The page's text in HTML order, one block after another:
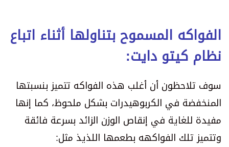
الفواكه المسموح بتناولها أثناء اتباع
نظام كيتو دايت:
سوف تلاحظون أن أغلب هذه الفواكه تتميز بنسبتها
المنخفضة في الكربوهيدرات بشكل ملحوظ، كما إنها
مفيدة للغاية في إنقاص الوزن الزائد بسرعة فائقة
وتتميز تلك الفواكهه بطعمها اللذيذ مثل: